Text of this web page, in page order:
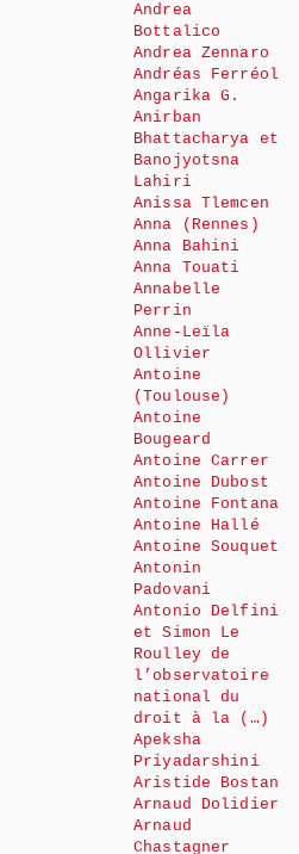
Andrea
Bottalico
Andrea Zennaro
Andréas Ferréol
Angarika G.
Anirban
Bhattacharya et
Banojyotsna
Lahiri
Anissa Tlemcen
Anna (Rennes)
Anna Bahini
Anna Touati
Annabelle
Perrin
Anne-Leïla
Ollivier
Antoine
(Toulouse)
Antoine
Bougeard
Antoine Carrer
Antoine Dubost
Antoine Fontana
Antoine Hallé
Antoine Souquet
Antonin
Padovani
Antonio Delfini
et Simon Le
Roulley de
l’observatoire
national du
droit à la (…)
Apeksha
Priyadarshini
Aristide Bostan
Arnaud Dolidier
Arnaud
Chastagner